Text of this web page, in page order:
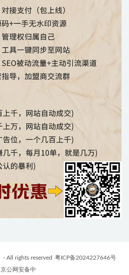
- All rights reserved 粤ICP备2024227646号
京公网安备中